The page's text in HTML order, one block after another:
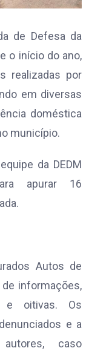
de Defesa da
o início do ano,
realizadas por
em diversas
doméstica
município.
da DEDM
apurar 16
Autos de
informações,
e oitivas. Os
e a
caso